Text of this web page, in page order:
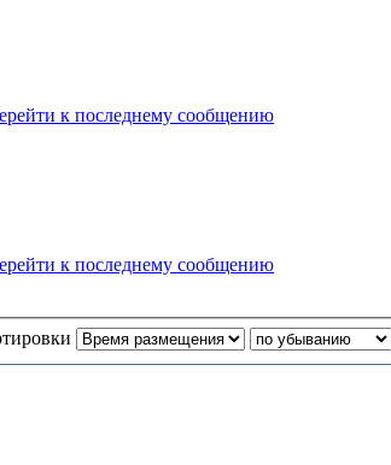
к последнему сообщению
к последнему сообщению